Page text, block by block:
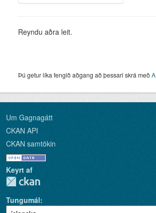
Reyndu aðra leit.
Þú getur líka fengið aðgang að þessari skrá með
Um Gagnagátt
CKAN API
CKAN samtökin
Keyrt af
Tungumál